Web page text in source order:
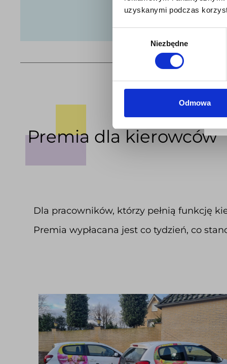
uzyskanymi podczas
Niezbędne
Odmowa
Premia dla kierowców
Dla pracowników, którzy pełnią funkcję
Premia wypłacana jest co tydzień, co